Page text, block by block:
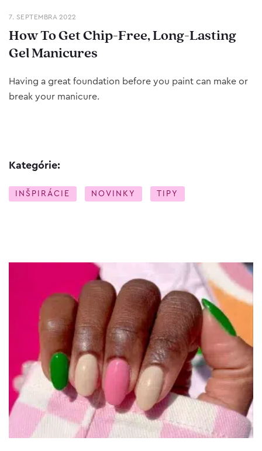
7. SEPTEMBRA 2022
How To Get Chip-Free, Long-Lasting
Gel Manicures
Having a great foundation before you paint can make or
break your manicure.
Kategórie:
INŠPIRÁCIE NOVINKY TIPY